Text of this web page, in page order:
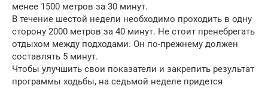
менее 1500 метров за 30 минут.
В течение шестой недели необходимо проходить в одну
сторону 2000 метров за 40 минут. Не стоит пренебрегать
отдыхом между подходами. Он по-прежнему должен
составлять 5 минут.
Чтобы улучшить свои показатели и закрепить результат
программы ходьбы, на седьмой неделе придется